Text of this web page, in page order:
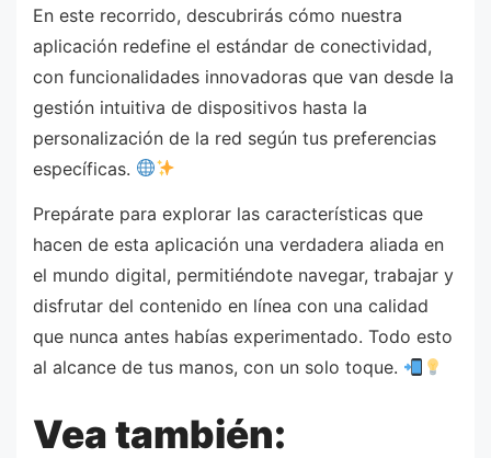
En este recorrido, descubrirás cómo nuestra
aplicación redefine el estándar de conectividad,
con funcionalidades innovadoras que van desde la
gestión intuitiva de dispositivos hasta la
personalización de la red según tus preferencias
específicas.
Prepárate para explorar las características que
hacen de esta aplicación una verdadera aliada en
el mundo digital, permitiéndote navegar, trabajar y
disfrutar del contenido en línea con una calidad
que nunca antes habías experimentado. Todo esto
al alcance de tus manos, con un solo toque.
Vea también: